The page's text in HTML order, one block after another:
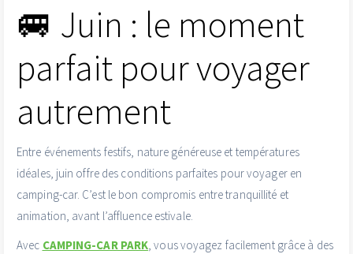
🚐 Juin : le moment
parfait pour voyager
autrement
Entre événements festifs, nature généreuse et températures
idéales, juin offre des conditions parfaites pour voyager en
camping-car. C’est le bon compromis entre tranquillité et
animation, avant l’affluence estivale.
Avec CAMPING-CAR PARK , vous voyagez facilement grâce à des